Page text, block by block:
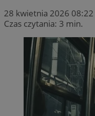
28 kwietnia 2026 08:22
Czas czytania: 3 min.